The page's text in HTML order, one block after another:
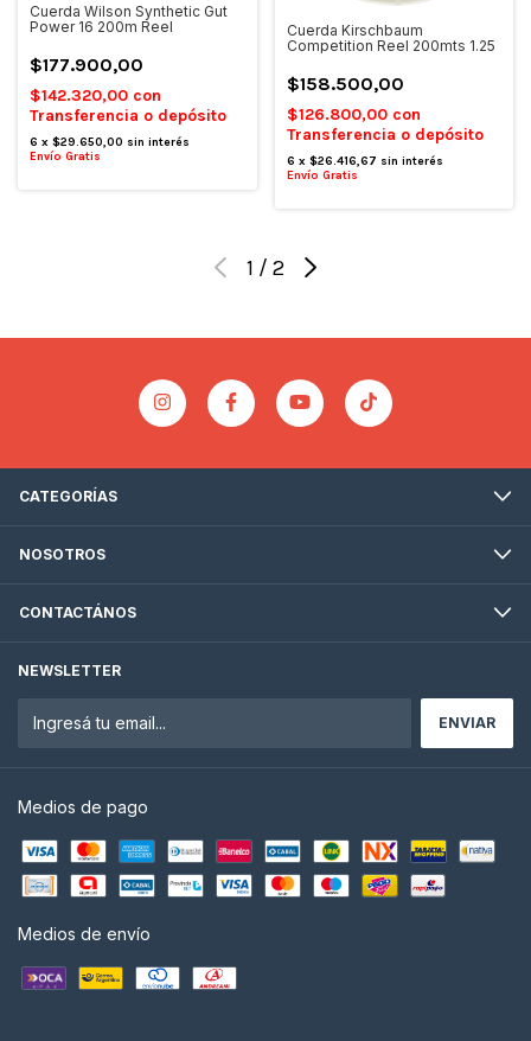
Cuerda Wilson Synthetic Gut
Power 16 200m Reel
$177.900,00
$142.320,00 con
Transferencia o depósito
6 x $29.650,00 sin interés
Envío Gratis
Cuerda Kirschbaum
Competition Reel 200mts 1.25
$158.500,00
$126.800,00 con
Transferencia o depósito
6 x $26.416,67 sin interés
Envío Gratis
1 / 2
CATEGORÍAS
NOSOTROS
CONTACTÁNOS
NEWSLETTER
Medios de pago
Medios de envío